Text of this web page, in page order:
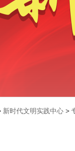
新时代文明实践中心 >